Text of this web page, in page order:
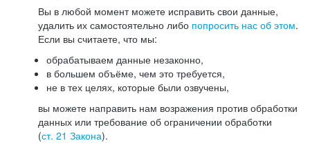
Вы в любой момент можете исправить свои данные,
удалить их самостоятельно либо попросить нас об этом.
Если вы считаете, что мы:
обрабатываем данные незаконно,
в большем объёме, чем это требуется,
не в тех целях, которые были озвучены,
вы можете направить нам возражения против обработки
данных или требование об ограничении обработки
(ст. 21 Закона).